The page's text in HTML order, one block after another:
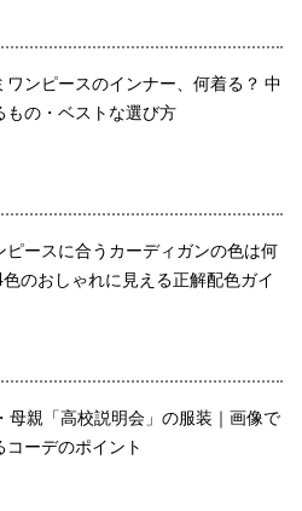
ワンピースのインナー、何着る？ 中
もの・ベストな選び方
ピースに合うカーディガンの色は何
色のおしゃれに見える正解配色ガイ
母親「高校説明会」の服装｜画像で
コーデのポイント